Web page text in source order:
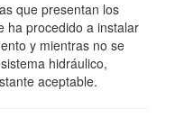
que presentan los
ha procedido a instalar
y mientras no se
hidráulico,
aceptable.